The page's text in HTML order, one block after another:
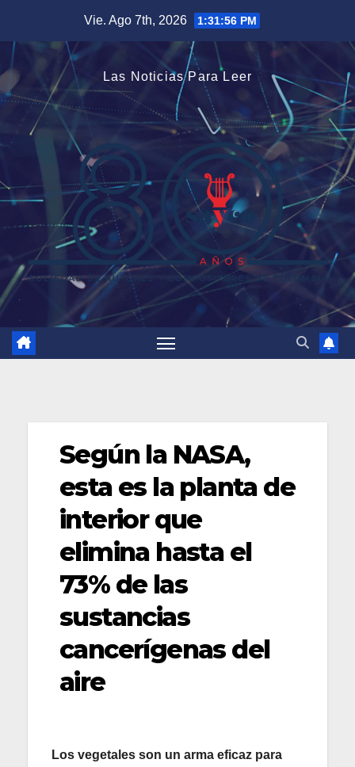
contenido
Vie. Ago 7th, 2026 1:31:57 PM
Las Noticias Para Leer
Según la NASA,
esta es la planta de
interior que
elimina hasta el
73% de las
sustancias
cancerígenas del
aire
Los vegetales son un arma eficaz para